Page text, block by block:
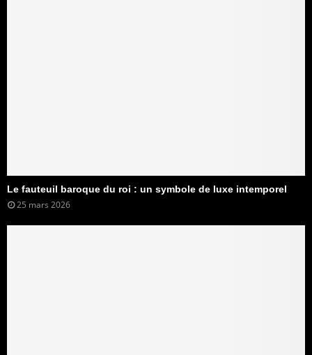
Le fauteuil baroque du roi : un symbole de luxe intemporel
25 mars 2026